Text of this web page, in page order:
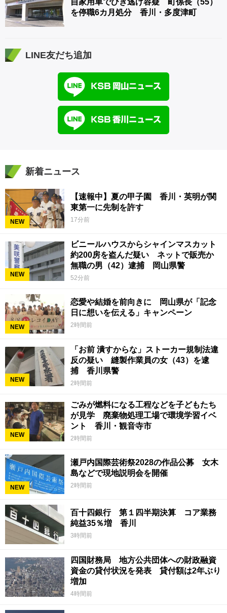
を停職6カ月処分 香川・多度津町
LINE友だち追加
新着ニュース
NEW
【速報中】夏の甲子園 香川・英明が関
東第一に先制を許す
17分前
NEW
ビニールハウスからシャインマスカット
約200房を盗んだ疑い ネットで販売か
無職の男（42）逮捕 岡山県警
52分前
NEW
恋愛や結婚を前向きに 岡山県が「記念
日に想いを伝える」キャンペーン
2時間前
NEW
「お前 潰すからな」ストーカー規制法違
反の疑い 縫製作業員の女（43）を逮
捕 香川県警
2時間前
NEW
ごみが燃料になる工程などを子どもたち
が見学 廃棄物処理工場で環境学習イベ
ント 香川・観音寺市
2時間前
NEW
瀬戸内国際芸術祭2028の作品公募 女木
島などで現地説明会を開催
2時間前
百十四銀行 第１四半期決算 コア業務
純益35％増 香川
3時間前
四国財務局 地方公共団体への財政融資
資金の貸付状況を発表 貸付額は2年ぶり
増加
4時間前